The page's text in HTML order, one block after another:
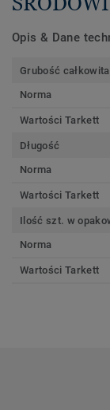
Opis & Dane
Grubość całkowita
Norma
Wartości Tarkett
Długość
Norma
Wartości Tarkett
Ilość szt. w
Norma
Wartości Tarkett